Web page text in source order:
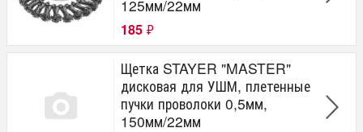
125мм/22мм
185 ₽
Щетка STAYER "MASTER"
дисковая для УШМ, плетенные
пучки проволоки 0,5мм,
150мм/22мм